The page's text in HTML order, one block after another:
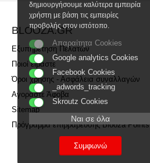
BLOOZA.GR
Εξυπηρέτηση Πελατών
Ποιοί είμαστε
Όροι χρήσης - Ασφάλεια συναλλαγών
Αγοράστε Άφοβα
Sitemap
Πρόγραμμα επιβράβευσης Blooza Points
δημιουργήσουμε καλύτερα εμπειρία
χρήστη με βάση τις εμπειρίες
προβολής στον ιστότοπο.
Απαραίτητα Cookies
Google analytics Cookies
Facebook Cookies
_adwords_tracking
Skroutz Cookies
Ναι σε όλα
Συμφωνώ